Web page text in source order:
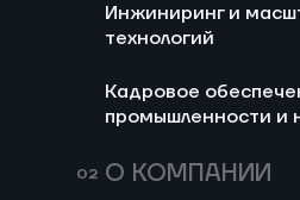
Инжиниринг и
технологий
Кадровое
промышленности и
О КОМПАНИИ